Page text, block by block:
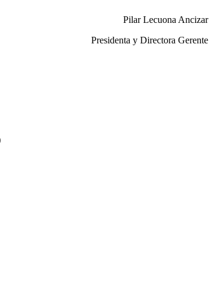
Pilar Lecuona Ancizar
Presidenta y Directora Gerente